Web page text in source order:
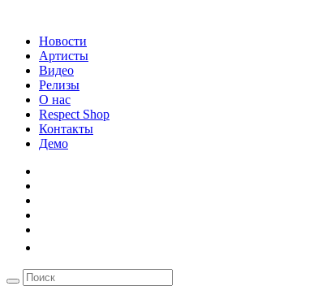
Новости
Артисты
Видео
Релизы
О нас
Respect Shop
Контакты
Демо